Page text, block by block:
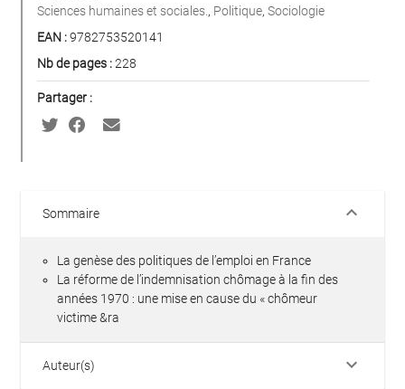
Sciences humaines et sociales. , Politique, Sociologie
EAN :9782753520141
Nb de pages :228
Partager :
Sommaire keyboard_arrow_down
La genèse des politiques de l’emploi en France
La réforme de l’indemnisation chômage à la fin des
années 1970 : une mise en cause du « chômeur
victime &ra
Auteur(s) keyboard_arrow_down